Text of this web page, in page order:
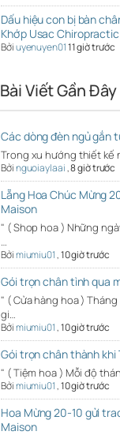
Dấu hiệu con bị bàn
Khớp Usac Chiropractic
Bởiuyenuyen0111 giờ trước
Bài Viết Gần Đây
Các dòng đèn ngủ gắn
Trong xu hướng thiết kế
Bởinguoiaylaai,8 giờ trước
Lẵng Hoa Chúc Mừng
Maison
" ( Shop hoa ) Những
…
Bởimiumiu01,10 giờ trước
Gói trọn chân tình qua
" ( Cửa hàng hoa )
gi…
Bởimiumiu01,10 giờ trước
Gói trọn chân thành khi
" ( Tiệm hoa ) Mỗi độ
Bởimiumiu01,10 giờ trước
Hoa Mừng 20-10 gửi
Maison